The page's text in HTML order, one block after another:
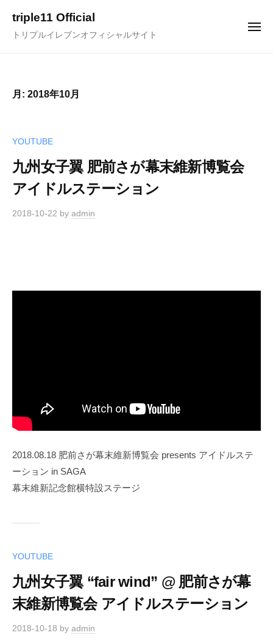
triple11 Official
トリプルイレブンオフィシャルサイト
メ
月: 2018年10月
YOUTUBE
九州女子翼 肥前さが幕末維新博覧会
アイドルステーション
2018-10-22 by admin
2018.08.18 肥前さが幕末維新博覧会 presents アイドルステ
ーション in SAGA
幕末維新記念館横特設ステージ
YOUTUBE
九州女子翼 “fair wind” @ 肥前さが幕
末維新博覧会 アイドルステーション
2018-10-18 by admin